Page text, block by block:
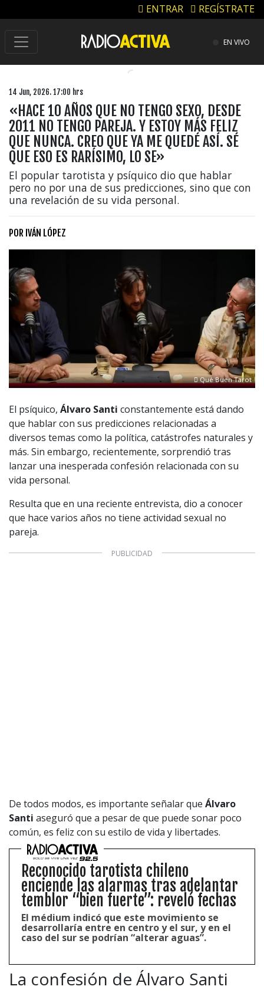
ENTRAR REGÍSTRATE
EN VIVO
14 Jun, 2026. 17:00 hrs
«HACE 10 AÑOS QUE NO TENGO SEXO, DESDE
2011 NO TENGO PAREJA. Y ESTOY MÁS FELIZ
QUE NUNCA. CREO QUE YA ME QUEDÉ ASÍ. SÉ
QUE ESO ES RARÍSIMO, LO SE»
El popular tarotista y psíquico dio que hablar
pero no por una de sus predicciones, sino que con
una revelación de su vida personal.
POR IVÁN LÓPEZ
Qué Buen Tarot
El psíquico, Álvaro Santi constantemente está dando
que hablar con sus predicciones relacionadas a
diversos temas como la política, catástrofes naturales y
más. Sin embargo, recientemente, sorprendió tras
lanzar una inesperada confesión relacionada con su
vida personal.
Resulta que en una reciente entrevista, dio a conocer
que hace varios años no tiene actividad sexual no
pareja.
De todos modos, es importante señalar que Álvaro
Santi aseguró que a pesar de que puede sonar poco
común, es feliz con su estilo de vida y libertades.
Reconocido tarotista chileno
enciende las alarmas tras adelantar
temblor “bien fuerte”: reveló fechas
El médium indicó que este movimiento se
desarrollaría entre en centro y el sur, y en el
caso del sur se podrían “alterar aguas”.
La confesión de Álvaro Santi